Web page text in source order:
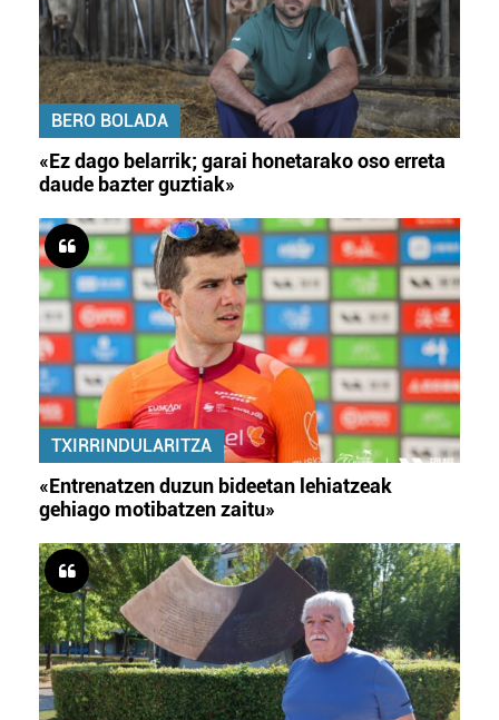
BERO BOLADA
«Ez dago belarrik; garai honetarako oso erreta
daude bazter guztiak»
TXIRRINDULARITZA
«Entrenatzen duzun bideetan lehiatzeak
gehiago motibatzen zaitu»